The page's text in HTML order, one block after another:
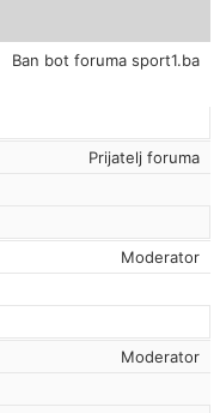
Ban bot foruma sport1.ba
Prijatelj foruma
Moderator
Moderator